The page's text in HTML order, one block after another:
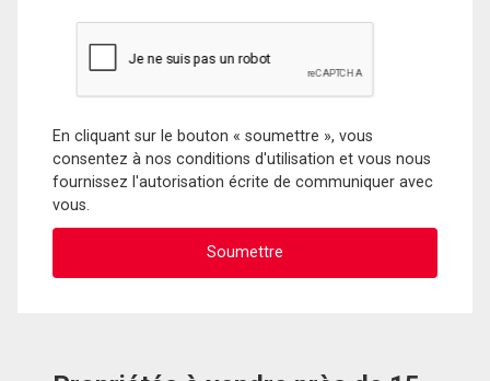
En cliquant sur le bouton « soumettre », vous
consentez à nos conditions d'utilisation et vous nous
fournissez l'autorisation écrite de communiquer avec
vous.